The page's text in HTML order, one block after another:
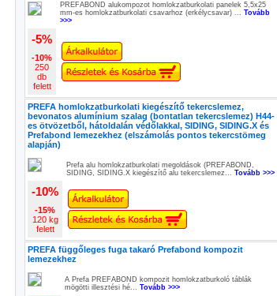
PREFABOND alukompozot homlokzatburkolati panelek 5,5x25
mm-es homlokzatburkolati csavarhoz (erkélycsavar) ... Tovább
>>>
-5%
-10%
250
db
felett
PREFA homlokzatburkolati kiegészítő tekercslemez,
bevonatos alumínium szalag (bontatlan tekercslemez) H44-
es ötvözetből, hátoldalán védőlakkal, SIDING, SIDING.X és
Prefabond lemezekhez (elszámolás pontos tekercstömeg
alapján)
Prefa alu homlokzatburkolati megoldások (PREFABOND,
SIDING, SIDING.X kiegészítő alu tekercslemez... Tovább >>>
-10%
-15%
120 kg
felett
PREFA függőleges fuga takaró Prefabond kompozit
lemezekhez
A Prefa PREFABOND kompozit homlokzatburkoló táblák
mögötti illesztési hé... Tovább >>>